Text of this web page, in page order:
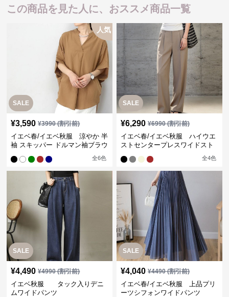
この商品を見た人に、おススメ商品一覧
SALE
人気
¥3,590 ¥3990(割引前)
イエベ春/イエベ秋服 涼やか 半
袖 スキッパー ドルマン袖ブラウ
全6色
SALE
¥6,290 ¥6990(割引前)
イエベ春/イエベ秋服 ハイウエ
ストセンタープレスワイドスト
全4色
SALE
¥4,490 ¥4990(割引前)
イエベ秋服 タック入りデニ
ムワイドパンツ
SALE
¥4,040 ¥4490(割引前)
イエベ春/イエベ秋服 上品プリ
ーツシフォンワイドパンツ